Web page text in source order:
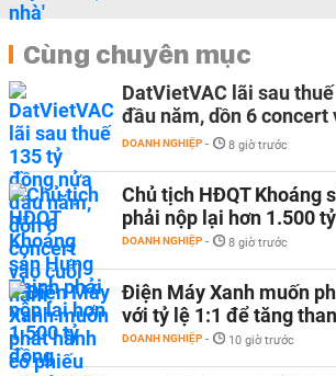
Cùng chuyên mục
DatVietVAC lãi sau
đầu năm, dồn 6 concert
DOANH NGHIỆP - 8 giờ trước
Chủ tịch HĐQT Khoáng
phải nộp lại hơn 1.500
DOANH NGHIỆP - 8 giờ trước
Điện Máy Xanh muốn
với tỷ lệ 1:1 để tăng
DOANH NGHIỆP - 10 giờ trước